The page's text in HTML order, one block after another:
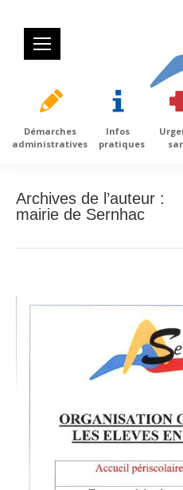
Démarches
administratives
Infos
pratiques
Archives de l’auteur :
mairie de Sernhac